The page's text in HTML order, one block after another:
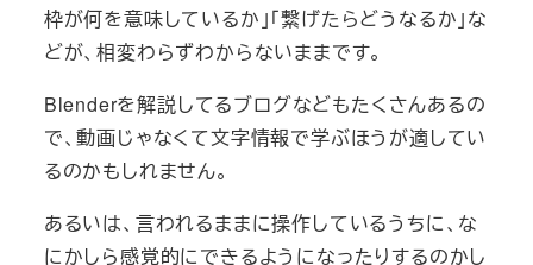
枠が何を意味しているか」「繋げたらどうなるか」な
どが、相変わらずわからないままです。
Blenderを解説してるブログなどもたくさんあるの
で、動画じゃなくて文字情報で学ぶほうが適してい
るのかもしれません。
あるいは、言われるままに操作しているうちに、な
にかしら感覚的にできるようになったりするのかし